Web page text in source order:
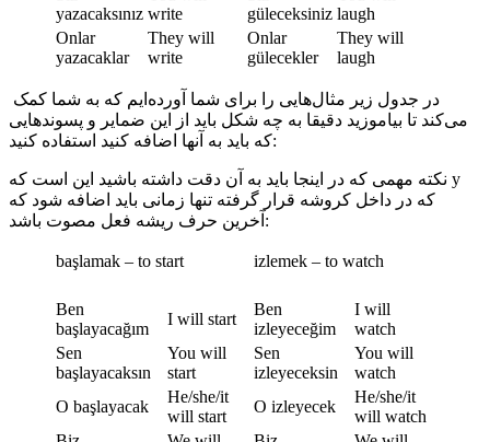
yazacaksınız write
güleceksiniz laugh
Onlar
yazacaklar
They will
write
Onlar
gülecekler
They will
laugh
می‌کند تا بیاموزید دقیقا به چه شکل باید از این ضمایر و پسوندهایی
که باید به آنها اضافه کنید استفاده کنید:
نکته مهمی که در اینجا باید به آن دقت داشته باشید این است که y
که در داخل کروشه قرار گرفته تنها زمانی باید اضافه شود که
آخرین حرف ریشه فعل مصوت باشد:
başlamak – to start izlemek – to watch
Ben
başlayacağım
I will start
Ben
izleyeceğim
I will
watch
Sen
başlayacaksın
You will
start
Sen
izleyeceksin
You will
watch
O başlayacak
He/she/it
will start
O izleyecek
He/she/it
will watch